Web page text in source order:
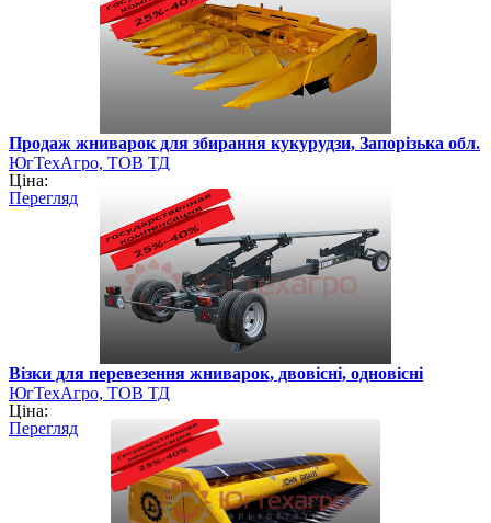
Продаж жниварок для збирання кукурудзи, Запорізька обл.
ЮгТехАгро, ТОВ ТД
Ціна:
Перегляд
Візки для перевезення жниварок, двовісні, одновісні
ЮгТехАгро, ТОВ ТД
Ціна:
Перегляд